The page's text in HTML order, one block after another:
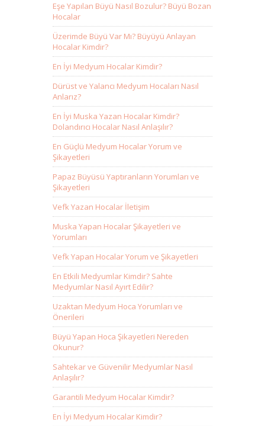
Eşe Yapılan Büyü Nasıl Bozulur? Büyü Bozan
Hocalar
Üzerimde Büyü Var Mı? Büyüyü Anlayan
Hocalar Kimdir?
En İyi Medyum Hocalar Kimdir?
Dürüst ve Yalancı Medyum Hocaları Nasıl
Anlarız?
En İyi Muska Yazan Hocalar Kimdir?
Dolandırıcı Hocalar Nasıl Anlaşılır?
En Güçlü Medyum Hocalar Yorum ve
Şikayetleri
Papaz Büyüsü Yaptıranların Yorumları ve
Şikayetleri
Vefk Yazan Hocalar İletişim
Muska Yapan Hocalar Şikayetleri ve
Yorumları
Vefk Yapan Hocalar Yorum ve Şikayetleri
En Etkili Medyumlar Kimdir? Sahte
Medyumlar Nasıl Ayırt Edilir?
Uzaktan Medyum Hoca Yorumları ve
Önerileri
Büyü Yapan Hoca Şikayetleri Nereden
Okunur?
Sahtekar ve Güvenilir Medyumlar Nasıl
Anlaşılır?
Garantili Medyum Hocalar Kimdir?
En İyi Medyum Hocalar Kimdir?